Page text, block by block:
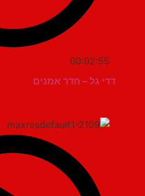
00:02:55
דדי גל – חדר אמנים